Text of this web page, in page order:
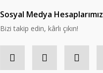
Sosyal Medya Hesaplarımız
Bizi takip edin, kârlı çıkın!